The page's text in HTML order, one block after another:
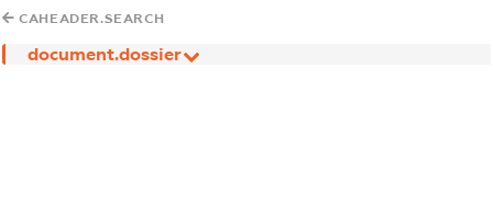
CAHEADER.SEARCH
document.dossier